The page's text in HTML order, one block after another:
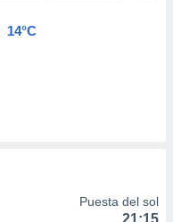
14°C
Puesta del sol
21:15